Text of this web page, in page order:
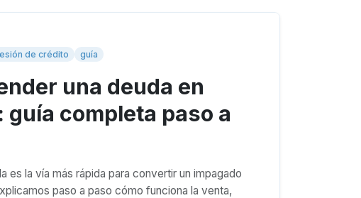
de crédito guía
una deuda en
guía completa paso a
es la vía más rápida para convertir un impagado
paso a paso cómo funciona la venta,